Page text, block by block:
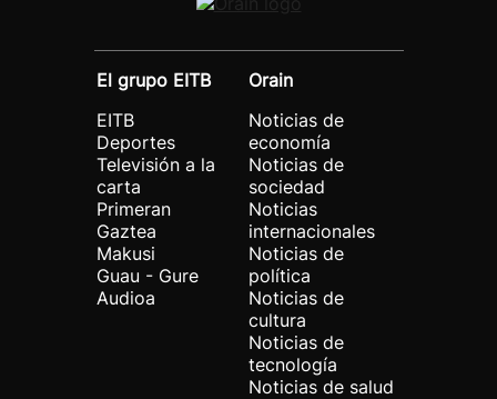
El grupo EITB
EITB
Deportes
Televisión a la
carta
Primeran
Gaztea
Makusi
Guau - Gure
Audioa
Orain
Noticias de
economía
Noticias de
sociedad
Noticias
internacionales
Noticias de
política
Noticias de
cultura
Noticias de
tecnología
Noticias de salud